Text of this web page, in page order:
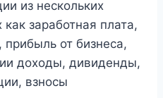
из нескольких
как заработная плата,
прибыль от бизнеса,
доходы, дивиденды,
взносы